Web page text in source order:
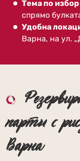
Тема по избор
спрямо
Удобна
Варна, на ул.
парти с
Варна